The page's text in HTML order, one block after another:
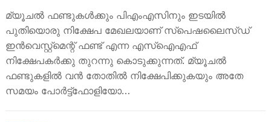
മ്യൂചൽ ഫണ്ടുകൾക്കും പിഎംഎസിനും ഇടയിൽ
പുതിയൊരു നിക്ഷേപ മേഖലയാണ് സ്‌പെഷലൈസ്ഡ്
ഇൻവെസ്റ്റ്‌മെന്റ് ഫണ്ട് എന്ന എസ്‌ഐഎഫ്
നിക്ഷേപകർക്കു തുറന്നു കൊടുക്കുന്നത്. മ്യൂചൽ
ഫണ്ടുകളിൽ വൻ തോതിൽ നിക്ഷേപിക്കുകയും അതേ
സമയം പോർട്ട്‌ഫോളിയോ…